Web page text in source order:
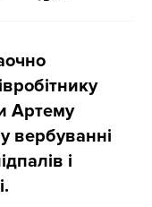
Артему
вербуванні
і